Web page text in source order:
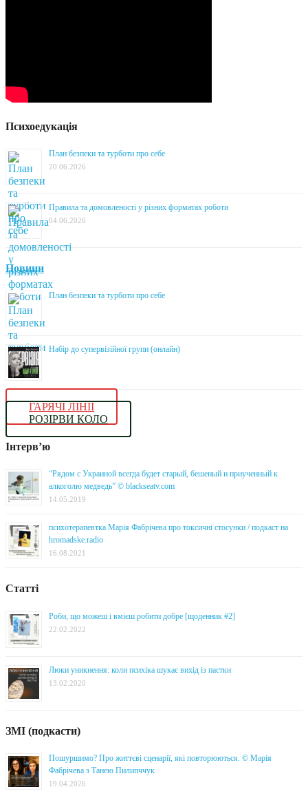
Психоедукація
План безпеки та турботи про себе
20.06.2026
Правила та домовленості у різних форматах роботи
04.06.2026
Новини
План безпеки та турботи про себе
Набір до супервізійної групи (онлайн)
ГАРЯЧІ ЛІНІЇ
РОЗІРВИ КОЛО
Інтерв’ю
“Рядом с Украиной всегда будет старый, бешеный и приученный к
алкоголю медведь” © blackseatv.com
14.05.2019
психотерапевтка Марія Фабрічева про токсичні стосунки / подкаст на
hromadske.radio
16.08.2021
Статті
Роби, що можеш і вмієш робити добре [щоденник #2]
22.02.2022
Люки уникнення: коли психіка шукає вихід із пастки
13.02.2020
ЗМІ (подкасти)
Пошуршимо? Про життєві сценарії, які повторюються. © Марія
Фабрічева з Танею Пилипччук
19.04.2026